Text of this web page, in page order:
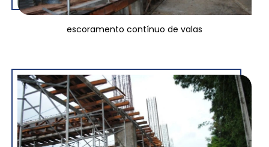
escoramento contínuo de valas